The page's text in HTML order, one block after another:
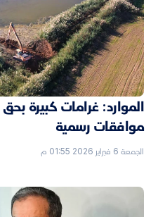
الموارد: غرامات كبيرة
موافقات رسمية
الجمعة 6 فبراير 2026 01:55 م